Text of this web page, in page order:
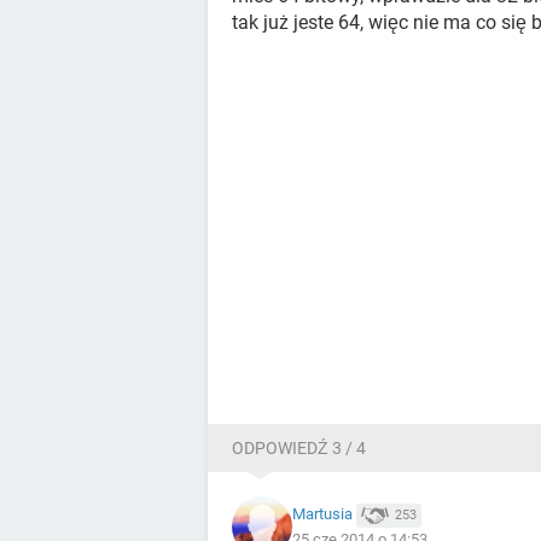
tak już jeste 64, więc nie ma co się
ODPOWIEDŹ 3 / 4
Martusia 253